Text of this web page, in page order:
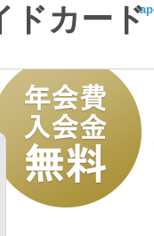
ドカード